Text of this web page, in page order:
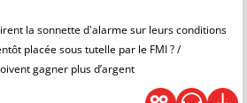
la sonnette d'alarme sur leurs conditions
placée sous tutelle par le FMI ? /
gagner plus d’argent